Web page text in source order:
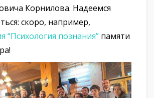
Корнилова. Надеемся
скоро, например,
“Психология познания” памяти